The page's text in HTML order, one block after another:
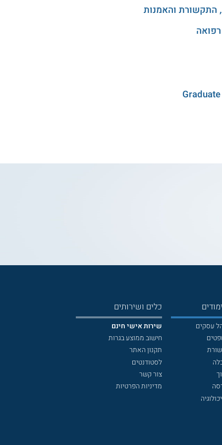
התקשורת והאמנות
עסקים
כלים ושירותים
שירות אישי חינם
חישוב ממוצע בגרות
תקנון האתר
לסטודנטים
צור קשר
מדיניות הפרטיות